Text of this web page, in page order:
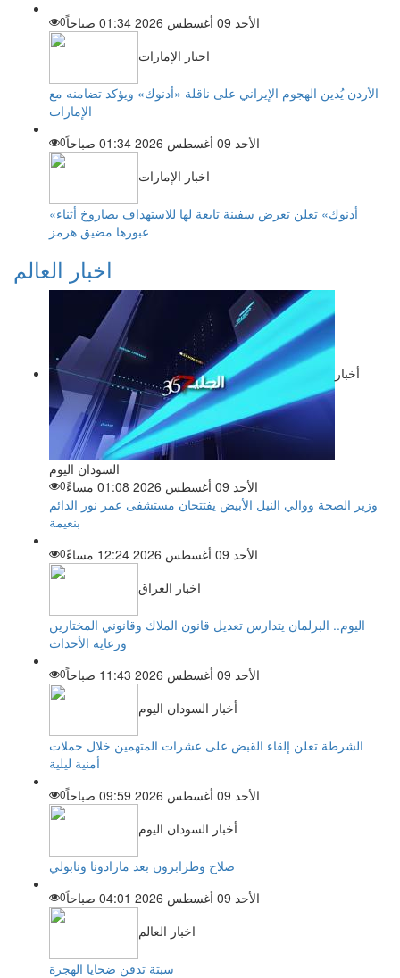
الأحد 09 أغسطس 2026 01:34 صباحاً
0
اخبار الإمارات
الأردن يُدين الهجوم الإيراني على ناقلة «أدنوك» ويؤكد تضامنه مع
الإمارات
الأحد 09 أغسطس 2026 01:34 صباحاً
0
اخبار الإمارات
«أدنوك» تعلن تعرض سفينة تابعة لها للاستهداف بصاروخ أثناء
عبورها مضيق هرمز
اخبار العالم
أخبار
السودان اليوم
الأحد 09 أغسطس 2026 01:08 مساءً
0
وزير الصحة ووالي النيل الأبيض يفتتحان مستشفى عمر نور الدائم
بنعيمة
الأحد 09 أغسطس 2026 12:24 مساءً
0
اخبار العراق
اليوم.. البرلمان يتدارس تعديل قانون الملاك وقانوني المختارين
ورعاية الأحداث
الأحد 09 أغسطس 2026 11:43 صباحاً
0
أخبار السودان اليوم
الشرطة تعلن إلقاء القبض على عشرات المتهمين خلال حملات
أمنية ليلية
الأحد 09 أغسطس 2026 09:59 صباحاً
0
أخبار السودان اليوم
صلاح وطرابزون بعد مارادونا ونابولي
الأحد 09 أغسطس 2026 04:01 صباحاً
0
اخبار العالم
سبتة تدفن ضحايا الهجرة